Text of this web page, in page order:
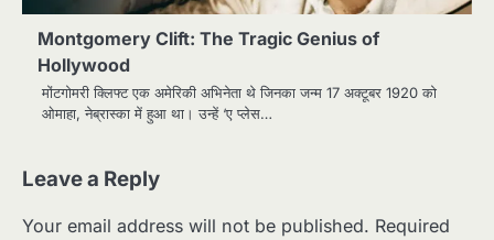
Montgomery Clift: The Tragic Genius of
Hollywood
मोंटगोमरी क्लिफ्ट एक अमेरिकी अभिनेता थे जिनका जन्म 17 अक्टूबर 1920 को
ओमाहा, नेब्रास्का में हुआ था। उन्हें ‘ए प्लेस…
Leave a Reply
Your email address will not be published. Required